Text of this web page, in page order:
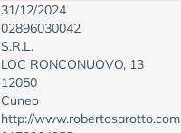
31/12/2024
02896030042
S.R.L.
LOC RONCONUOVO, 13
12050
Cuneo
http://www.robertosarotto.com